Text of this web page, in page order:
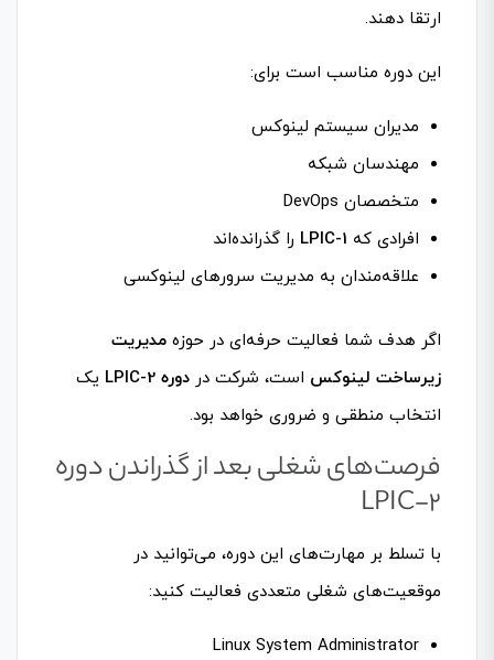
ارتقا دهند.
این دوره مناسب است برای:
مدیران سیستم لینوکس
مهندسان شبکه
متخصصان DevOps
افرادی که LPIC-1 را گذرانده‌اند
علاقه‌مندان به مدیریت سرورهای لینوکسی
اگر هدف شما فعالیت حرفه‌ای در حوزه مدیریت
زیرساخت لینوکس است، شرکت در دوره LPIC-2
یک
انتخاب منطقی و ضروری خواهد بود.
فرصت‌های شغلی بعد از گذراندن دوره
LPIC-2
با تسلط بر مهارت‌های این دوره، می‌توانید در
موقعیت‌های شغلی متعددی فعالیت کنید:
Linux System Administrator